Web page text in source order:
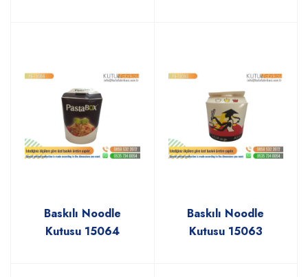
Baskılı Noodle
Kutusu 15064
Baskılı Noodle
Kutusu 15063